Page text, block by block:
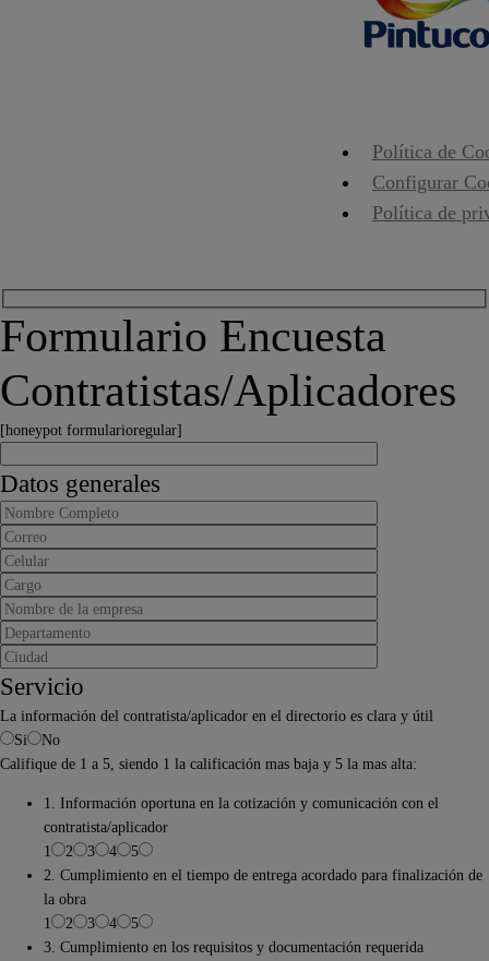
Política de
Configurar
Política de
Formulario Encuesta
Contratistas/Aplicadores
[honeypot formularioregular]
Datos generales
Servicio
La información del contratista/aplicador en el directorio es clara y útil
Si
No
Califique de 1 a 5, siendo 1 la calificación mas baja y 5 la mas alta:
1. Información oportuna en la cotización y comunicación con el
contratista/aplicador
1
2 3 4
5
2. Cumplimiento en el tiempo de entrega acordado para finalización de
la obra
1
2 3 4
5
3. Cumplimiento en los requisitos y documentación requerida